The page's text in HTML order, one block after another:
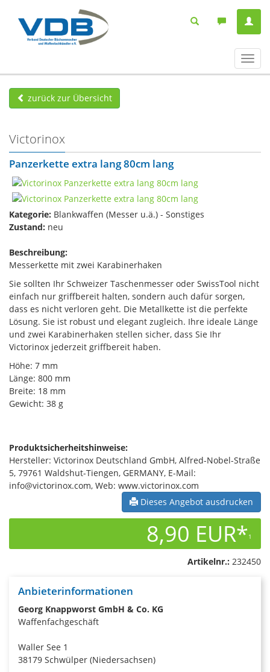
ein-/
zurück zur Übersicht
Victorinox
Panzerkette extra lang 80cm lang
Kategorie: Blankwaffen (Messer u.ä.) - Sonstiges
Zustand: neu
Beschreibung:
Messerkette mit zwei Karabinerhaken
Sie sollten Ihr Schweizer Taschenmesser oder SwissTool nicht
einfach nur griffbereit halten, sondern auch dafür sorgen,
dass es nicht verloren geht. Die Metallkette ist die perfekte
Lösung. Sie ist robust und elegant zugleich. Ihre ideale Länge
und zwei Karabinerhaken stellen sicher, dass Sie Ihr
Victorinox jederzeit griffbereit haben.
Höhe: 7 mm
Länge: 800 mm
Breite: 18 mm
Gewicht: 38 g
Produktsicherheitshinweise:
Hersteller: Victorinox Deutschland GmbH, Alfred-Nobel-Straße
5, 79761 Waldshut-Tiengen, GERMANY, E-Mail:
info@victorinox.com, Web: www.victorinox.com
Dieses Angebot ausdrucken
8,90 EUR*1
Artikelnr.: 232450
Anbieterinformationen
Georg Knappworst GmbH & Co. KG
Waffenfachgeschäft
Waller See 1
38179 Schwülper (Niedersachsen)